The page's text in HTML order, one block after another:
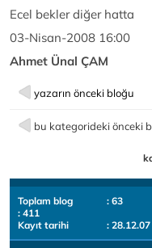
Ecel bekler diğer hatta
03-Nisan-2008 16:00
Ahmet Ünal ÇAM
yazarın önceki bloğu
bu kategorideki önceki
Toplam blog
: 63
: 411
Kayıt tarihi
: 28.12.07